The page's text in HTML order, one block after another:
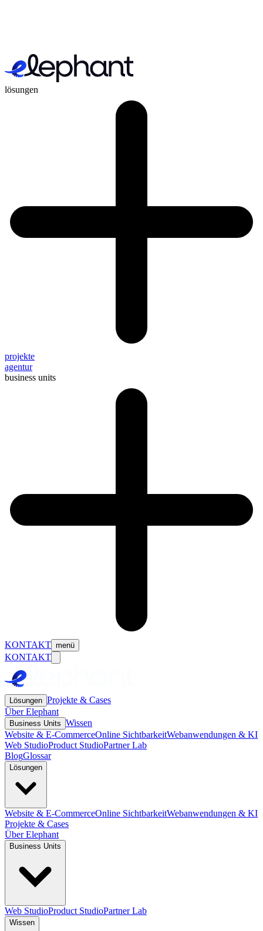
lösungen
projekte
agentur
business units
KONTAKT menü
KONTAKT
Lösungen Projekte & Cases
Über Elephant
Business Units Wissen
Website & E-CommerceOnline SichtbarkeitWebanwendungen & KI
Web StudioProduct StudioPartner Lab
BlogGlossar
Lösungen
Website & E-CommerceOnline SichtbarkeitWebanwendungen & KI
Projekte & Cases
Über Elephant
Business Units
Web StudioProduct StudioPartner Lab
Wissen